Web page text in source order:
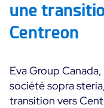
une
Centreon
Eva Group
société sopra
transition vers